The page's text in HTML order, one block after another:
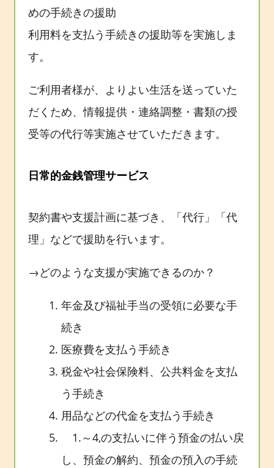
めの手続きの援助
利用料を支払う手続きの援助等を実施しま
す。
ご利用者様が、よりよい生活を送っていた
だくため、情報提供・連絡調整・書類の授
受等の代行等実施させていただきます。
日常的金銭管理サービス
契約書や支援計画に基づき、「代行」「代
理」などで援助を行います。
→どのような支援が実施できるのか？
年金及び福祉手当の受領に必要な手
続き
医療費を支払う手続き
税金や社会保険料、公共料金を支払
う手続き
用品などの代金を支払う手続き
1.～4,の支払いに伴う預金の払い戻
し、預金の解約、預金の預入の手続